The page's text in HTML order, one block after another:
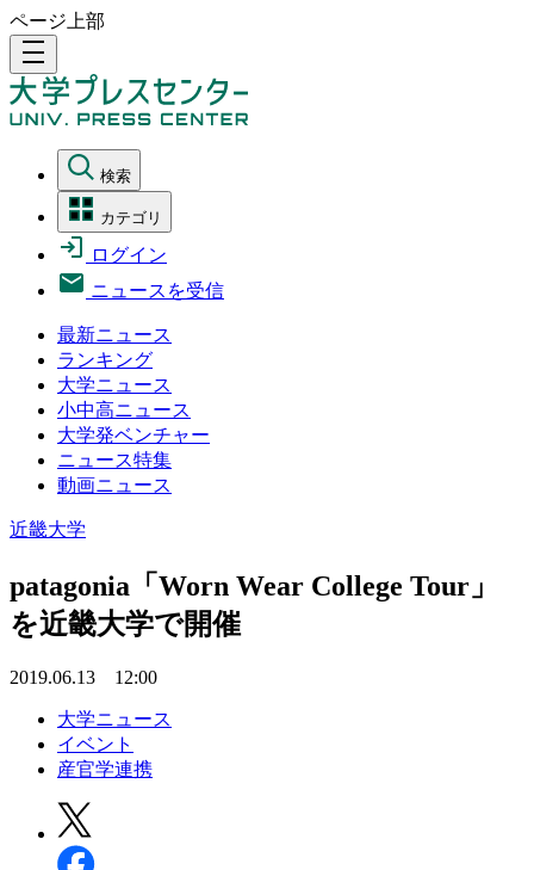
ページ上部
density_medium
検索
カテゴリ
ログイン
ニュースを受信
最新ニュース
ランキング
大学ニュース
小中高ニュース
大学発ベンチャー
ニュース特集
動画ニュース
近畿大学
patagonia「Worn Wear College Tour」
を近畿大学で開催
2019.06.13 12:00
大学ニュース
イベント
産官学連携